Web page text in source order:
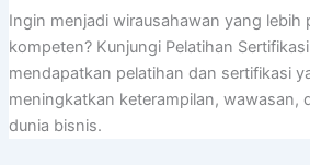
Ingin menjadi wirausahawan yang lebih
kompeten? Kunjungi Pelatihan
mendapatkan pelatihan dan sertifikasi
meningkatkan keterampilan, wawasan,
dunia bisnis.